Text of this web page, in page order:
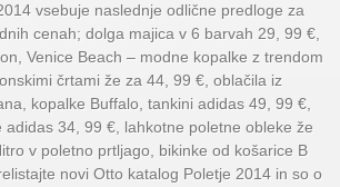
vsebuje naslednje odlične predloge za
cenah; dolga majica v 6 barvah 29, 99 €,
Venice Beach – modne kopalke z trendom
črtami že za 44, 99 €, oblačila iz
kopalke Buffalo, tankini adidas 49, 99 €,
adidas 34, 99 €, lahkotne poletne obleke že
v poletno prtljago, bikinke od košarice B
novi Otto katalog Poletje 2014 in so o